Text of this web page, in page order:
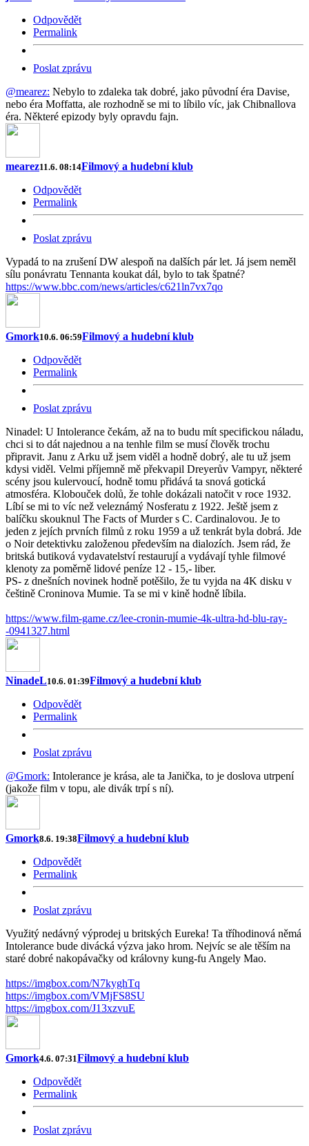
Odpovědět
Permalink
Poslat zprávu
@mearez: Nebylo to zdaleka tak dobré, jako původní éra Davise,
nebo éra Moffatta, ale rozhodně se mi to líbilo víc, jak Chibnallova
éra. Některé epizody byly opravdu fajn.
mearez11.6. 08:14Filmový a hudební klub
Odpovědět
Permalink
Poslat zprávu
Vypadá to na zrušení DW alespoň na dalších pár let. Já jsem neměl
sílu ponávratu Tennanta koukat dál, bylo to tak špatné?
https://www.bbc.com/news/articles/c621ln7vx7qo
Gmork10.6. 06:59Filmový a hudební klub
Odpovědět
Permalink
Poslat zprávu
Ninadel: U Intolerance čekám, až na to budu mít specifickou náladu,
chci si to dát najednou a na tenhle film se musí člověk trochu
připravit. Janu z Arku už jsem viděl a hodně dobrý, ale tu už jsem
kdysi viděl. Velmi příjemně mě překvapil Dreyerův Vampyr, některé
scény jsou kulervoucí, hodně tomu přidává ta snová gotická
atmosféra. Klobouček dolů, že tohle dokázali natočit v roce 1932.
Líbí se mi to víc než veleznámý Nosferatu z 1922. Ještě jsem z
balíčku skouknul The Facts of Murder s C. Cardinalovou. Je to
jeden z jejích prvních filmů z roku 1959 a už tenkrát byla dobrá. Jde
o Noir detektivku založenou především na dialozích. Jsem rád, že
britská butiková vydavatelství restaurují a vydávají tyhle filmové
klenoty za poměrně lidové peníze 12 - 15,- liber.
PS- z dnešních novinek hodně potěšilo, že tu vyjda na 4K disku v
češtině Croninova Mumie. Ta se mi v kině hodně líbila.
https://www.film-game.cz/lee-cronin-mumie-4k-ultra-hd-blu-ray-
-0941327.html
NinadeL10.6. 01:39Filmový a hudební klub
Odpovědět
Permalink
Poslat zprávu
@Gmork: Intolerance je krása, ale ta Janička, to je doslova utrpení
(jakože film v topu, ale divák trpí s ní).
Gmork8.6. 19:38Filmový a hudební klub
Odpovědět
Permalink
Poslat zprávu
Využitý nedávný výprodej u britských Eureka! Ta tříhodinová němá
Intolerance bude divácká výzva jako hrom. Nejvíc se ale těším na
staré dobré nakopávačky od královny kung-fu Angely Mao.
https://imgbox.com/N7kyghTq
https://imgbox.com/VMjFS8SU
https://imgbox.com/J13xzvuE
Gmork4.6. 07:31Filmový a hudební klub
Odpovědět
Permalink
Poslat zprávu